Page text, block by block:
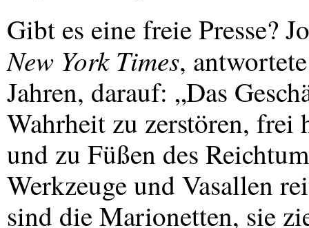
Gibt es eine freie Presse?
New York Times,
Jahren, darauf: „Das
Wahrheit zu zerstören, frei
und zu Füßen des
Werkzeuge und Vasallen
sind die Marionetten, sie